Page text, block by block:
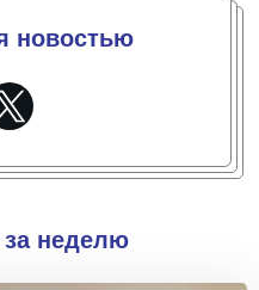
новостью
неделю